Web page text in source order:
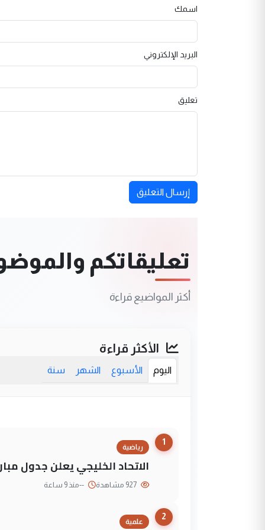
اسمك
البريد الإلكتروني
تعليق
إرسال التعليق
تعليقاتكم
أكثر المواضيع قراءة
الأكثر قراءة
اليوم الأسبوع الشهر سنة
1
رياضية
الاتحاد الخليجي يعلن جدول مباريات "خليجي 27"
--منذ 9 ساعة
2
علمية